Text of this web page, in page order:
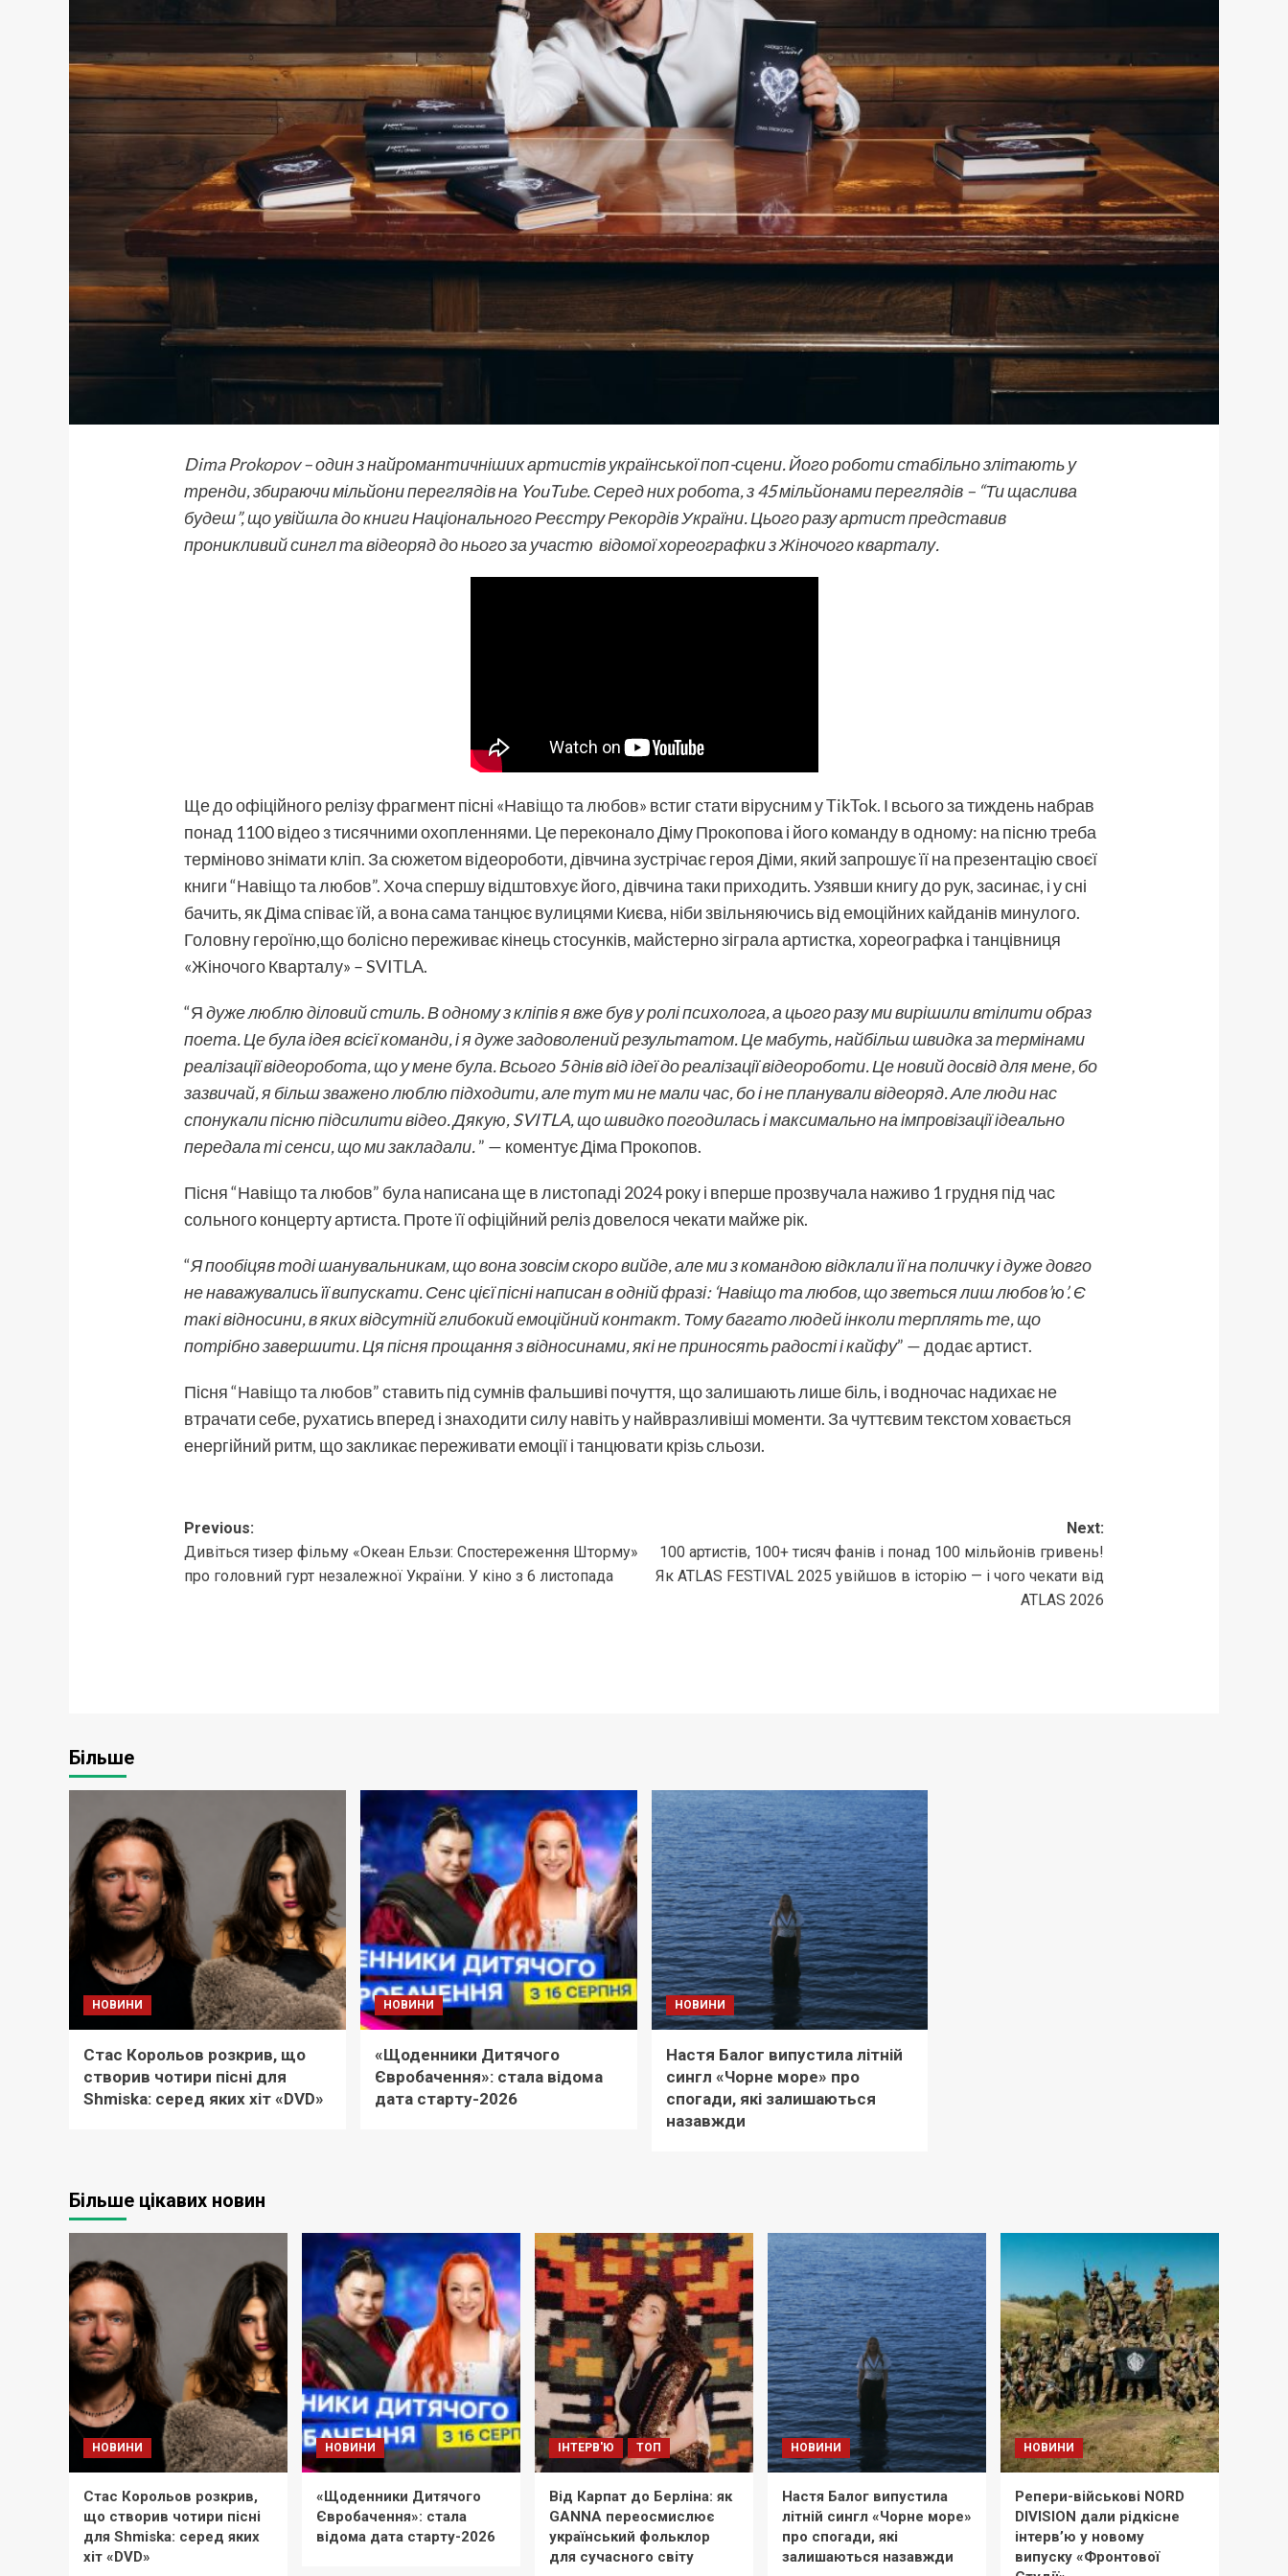
Dima Prokopov– один з найромантичніших артистів української поп-сцени. Його роботи стабільно злітають у
тренди, збираючи мільйони переглядів на YouTube. Серед них робота, з 45 мільйонами переглядів – “Ти щаслива
будеш”, що увійшла до книги Національного Реєстру Рекордів України. Цього разу артист представив
проникливий сингл та відеоряд до нього за участю відомої хореографки з Жіночого кварталу.
Ще до офіційного релізу фрагмент пісні «Навіщо та любов» встиг стати вірусним у TikTok. І всього за тиждень набрав
понад 1100 відео з тисячними охопленнями. Це переконало Діму Прокопова і його команду в одному: на пісню треба
терміново знімати кліп. За сюжетом відеороботи, дівчина зустрічає героя Діми, який запрошує її на презентацію своєї
книги “Навіщо та любов”. Хоча спершу відштовхує його, дівчина таки приходить. Узявши книгу до рук, засинає, і у сні
бачить, як Діма співає їй, а вона сама танцює вулицями Києва, ніби звільняючись від емоційних кайданів минулого.
Головну героїню,що болісно переживає кінець стосунків, майстерно зіграла артистка, хореографка і танцівниця
«Жіночого Кварталу» – SVITLA.
“Ядуже люблю діловий стиль. В одному з кліпів я вже був у ролі психолога, а цього разу ми вирішили втілити образ
поета. Це була ідея всієї команди, і я дуже задоволений результатом. Це мабуть, найбільш швидка за термінами
реалізації відеоробота, що у мене була. Всього 5 днів від ідеї до реалізації відеороботи. Це новий досвід для мене, бо
зазвичай, я більш зважено люблю підходити, але тут ми не мали час, бо і не планували відеоряд. Але люди нас
спонукали пісню підсилити відео. Дякую, SVITLA, що швидко погодилась і максимально на імпровізації ідеально
передала ті сенси, що ми закладали.” — коментує Діма Прокопов.
Пісня “Навіщо та любов” була написана ще в листопаді 2024 року і вперше прозвучала наживо 1 грудня під час
сольного концерту артиста. Проте її офіційний реліз довелося чекати майже рік.
“Я пообіцяв тоді шанувальникам, що вона зовсім скоро вийде, але ми з командою відклали її на поличку і дуже довго
не наважувались її випускати. Сенс цієї пісні написан в одній фразі: ‘Навіщо та любов, що зветься лиш любов’ю’. Є
такі відносини, в яких відсутній глибокий емоційний контакт. Тому багато людей інколи терплять те, що
потрібно завершити. Ця пісня прощання з відносинами, які не приносять радості і кайфу” — додає артист.
Пісня“Навіщо та любов”ставить під сумнів фальшиві почуття, що залишають лише біль, і водночас надихає не
втрачати себе, рухатись вперед і знаходити силу навіть у найвразливіші моменти. За чуттєвим текстом ховається
енергійний ритм, що закликає переживати емоції і танцювати крізь сльози.
Post
navigation
Previous:
Дивіться тизер фільму «Океан Ельзи: Спостереження Шторму»
про головний гурт незалежної України. У кіно з 6 листопада
Next:
100 артистів, 100+ тисяч фанів і понад 100 мільйонів гривень!
Як ATLAS FESTIVAL 2025 увійшов в історію — і чого чекати від
ATLAS 2026
Більше
НОВИНИ
Стас Корольов розкрив, що
створив чотири пісні для
Shmiska: серед яких хіт «DVD»
НОВИНИ
«Щоденники Дитячого
Євробачення»: стала відома
дата старту-2026
НОВИНИ
Настя Балог випустила літній
сингл «Чорне море» про
спогади, які залишаються
назавжди
Більше цікавих новин
НОВИНИ
Стас Корольов розкрив,
що створив чотири пісні
для Shmiska: серед яких
хіт «DVD»
НОВИНИ
«Щоденники Дитячого
Євробачення»: стала
відома дата старту-2026
ІНТЕРВ'Ю ТОП
Від Карпат до Берліна: як
GANNA переосмислює
український фольклор
для сучасного світу
НОВИНИ
Настя Балог випустила
літній сингл «Чорне море»
про спогади, які
залишаються назавжди
НОВИНИ
Репери-військові NORD
DIVISION дали рідкісне
інтерв’ю у новому
випуску «Фронтової